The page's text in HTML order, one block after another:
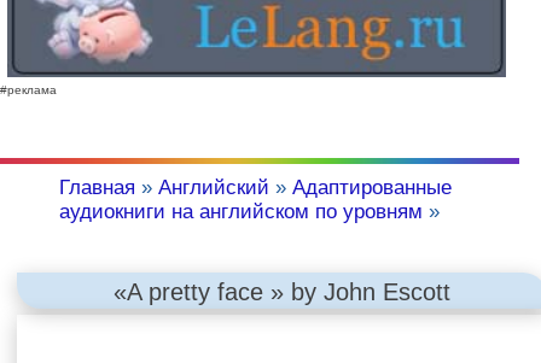
#реклама
Главная »Английский »Адаптированные
аудиокниги на английском по уровням »
«A pretty face » by John Escott